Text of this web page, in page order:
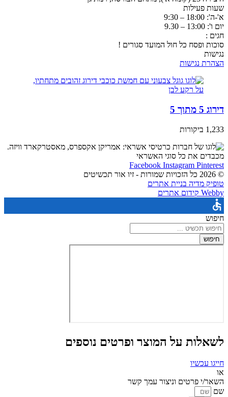
שעות פעילות
א'-ה': 18:00 – 9:30
יום ו': 13:00 – 9.30
חגים :
סוכות ופסח כל חול המועד סגורים !
נגישות
הצהרת נגישות
דירוג 5 מתוך 5
1,233 ביקורות
מכבדים את כל סוגי האשראי
Facebook Instagram Pinterest
© 2026 כל הזכויות שמורות - זיו אור תכשיטים
טופיק מדיה בניית אתרים
Webby קידום אתרים
חיפוש
חיפוש
לשאלות על המוצר ופרטים נוספים
חייגו עכשיו
או
השאר/י פרטים וניצור עמך קשר
שם